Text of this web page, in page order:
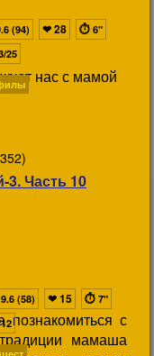
нас с мамой
(94) ❤28 ⏱ 6"
25
3. Часть 10
познакомиться с
мамаша
9.6 (58) ❤15 ⏱ 7"